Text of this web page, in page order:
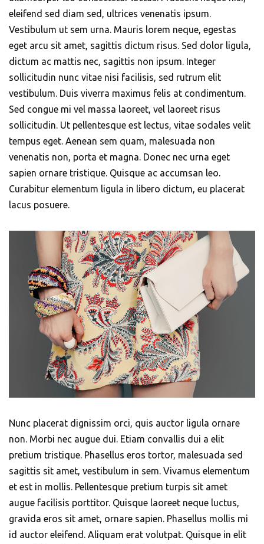
eleifend sed diam sed, ultrices venenatis ipsum.
Vestibulum ut sem urna. Mauris lorem neque, egestas
eget arcu sit amet, sagittis dictum risus. Sed dolor ligula,
dictum ac mattis nec, sagittis non ipsum. Integer
sollicitudin nunc vitae nisi facilisis, sed rutrum elit
vestibulum. Duis viverra maximus felis at condimentum.
Sed congue mi vel massa laoreet, vel laoreet risus
sollicitudin. Ut pellentesque est lectus, vitae sodales velit
tempus eget. Aenean sem quam, malesuada non
venenatis non, porta et magna. Donec nec urna eget
sapien ornare tristique. Quisque ac accumsan leo.
Curabitur elementum ligula in libero dictum, eu placerat
lacus posuere.
Nunc placerat dignissim orci, quis auctor ligula ornare
non. Morbi nec augue dui. Etiam convallis dui a elit
pretium tristique. Phasellus eros tortor, malesuada sed
sagittis sit amet, vestibulum in sem. Vivamus elementum
et est in mollis. Pellentesque pretium turpis sit amet
augue facilisis porttitor. Quisque laoreet neque luctus,
gravida eros sit amet, ornare sapien. Phasellus mollis mi
id auctor eleifend. Aliquam erat volutpat. Quisque in elit